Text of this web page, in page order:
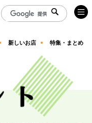
新しいお店 特集・まとめ